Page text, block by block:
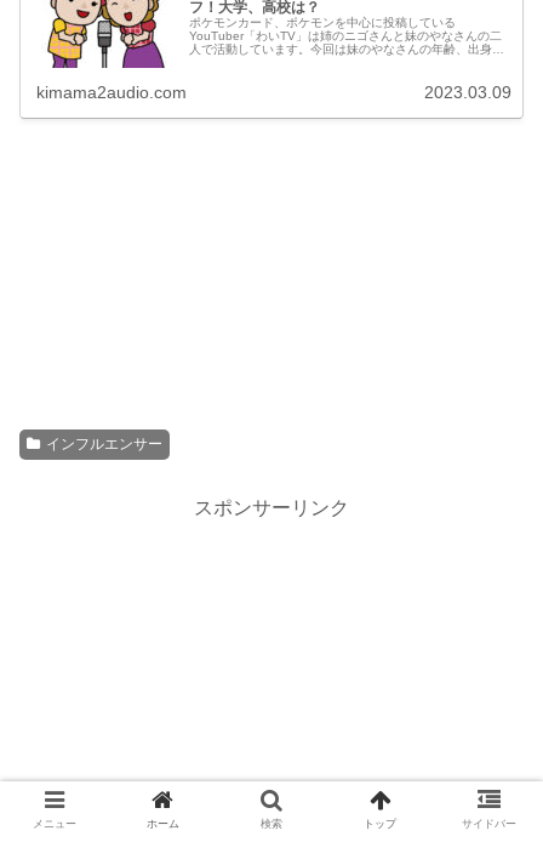
フ！大学、高校は？
ポケモンカード、ポケモンを中心に投稿している
YouTuber「わいTV」は姉のニゴさんと妹のやなさんの二
人で活動しています。今回は妹のやなさんの年齢、出身、
kimama2audio.com 2023.03.09
インフルエンサー
スポンサーリンク
メニュー ホーム 検索 トップ サイドバー